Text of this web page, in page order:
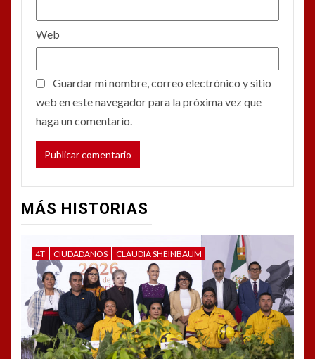
Web
Guardar mi nombre, correo electrónico y sitio
web en este navegador para la próxima vez que
haga un comentario.
MÁS HISTORIAS
4T CIUDADANOS CLAUDIA SHEINBAUM